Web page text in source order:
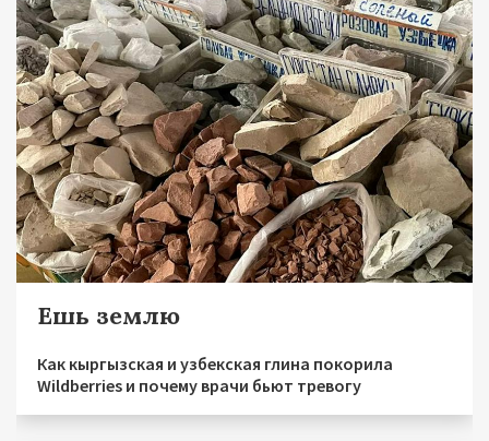
Ешь землю
Как кыргызская и узбекская глина покорила
Wildberries и почему врачи бьют тревогу